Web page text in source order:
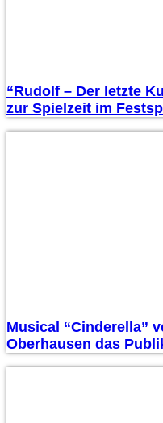
“Rudolf – Der letzte
zur Spielzeit im
Musical “Cinderella”
Oberhausen das